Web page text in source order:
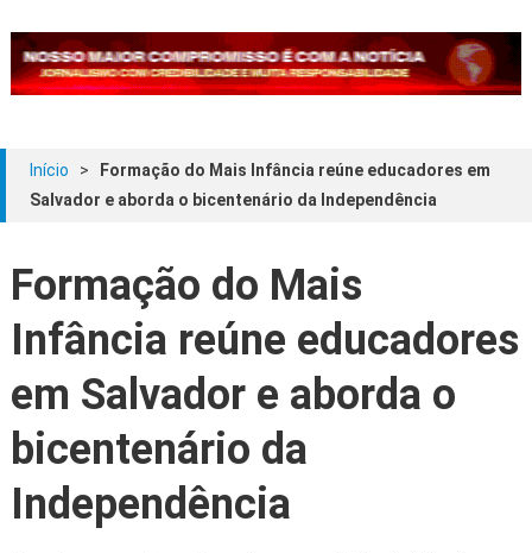
Início >
Formação do Mais Infância reúne educadores em
Salvador e aborda o bicentenário da Independência
Formação do Mais
Infância reúne educadores
em Salvador e aborda o
bicentenário da
Independência